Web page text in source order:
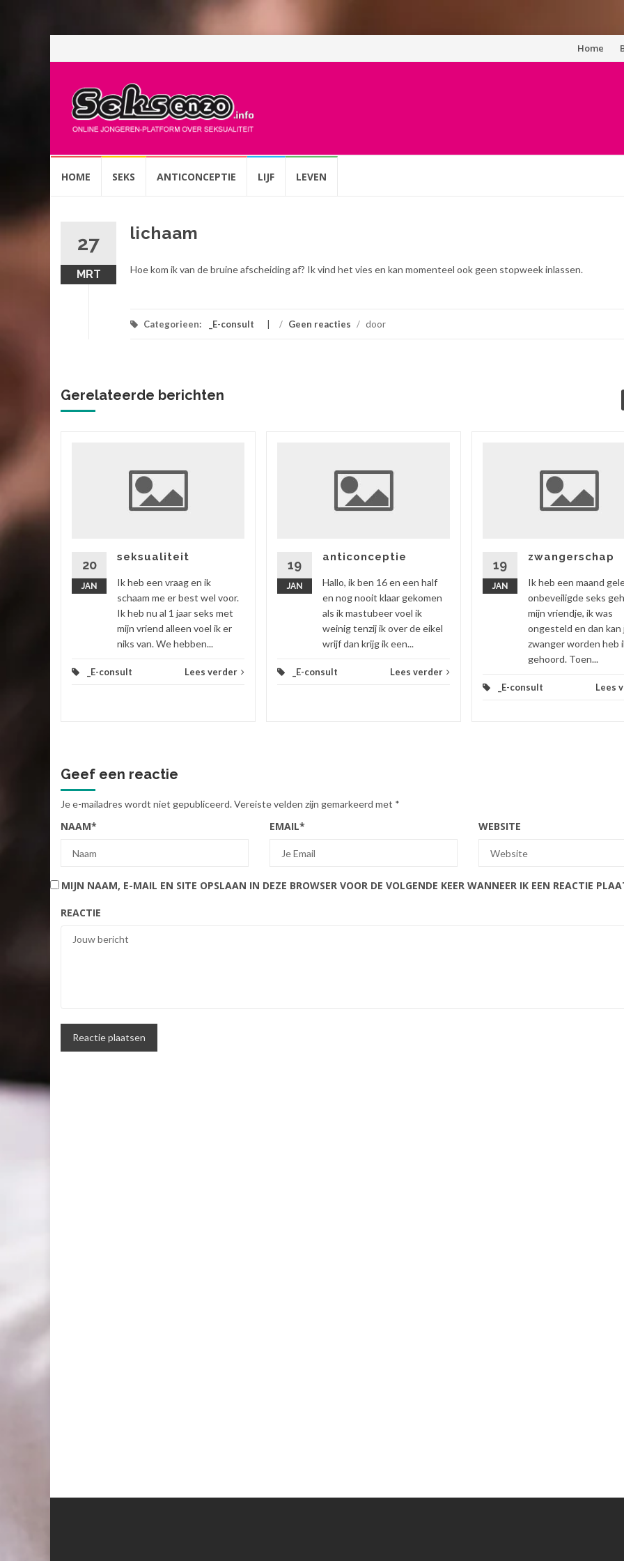
Spring
Home
naarHOME SEKS ANTICONCEPTIE LIJF LEVEN
27
MRT
lichaam
Hoe kom ik van de bruine afscheiding af? Ik vind het vies en kan momenteel ook geen stopweek inlassen.
Categorieen: _E-consult / Geen reacties / door
Gerelateerde berichten
20
JAN
seksualiteit
Ik heb een vraag en ik
schaam me er best wel voor.
Ik heb nu al 1 jaar seks met
mijn vriend alleen voel ik er
niks van. We hebben...
_E-consult Lees verder
19
JAN
anticonceptie
Hallo, ik ben 16 en een half
en nog nooit klaar gekomen
als ik mastubeer voel ik
weinig tenzij ik over de eikel
wrijf dan krijg ik een...
_E-consult Lees verder
19
JAN
zwangerschap
Ik heb een maand
onbeveiligde seks
mijn vriendje, ik was
ongesteld en dan kan
zwanger worden heb
gehoord. Toen...
_E-consult Lees
Geef een reactie
Je e-mailadres wordt niet gepubliceerd.Vereiste velden zijn gemarkeerd met *
NAAM* EMAIL* WEBSITE
MIJN NAAM, E-MAIL EN SITE OPSLAAN IN DEZE BROWSER VOOR DE VOLGENDE KEER WANNEER IK EEN REACTIE
REACTIE